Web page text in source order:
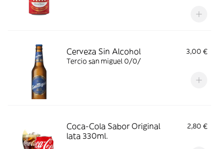
Cerveza Sin Alcohol
3,00 €
Tercio san miguel 0/0/
Coca-Cola Sabor Original
lata 330ml.
2,80 €